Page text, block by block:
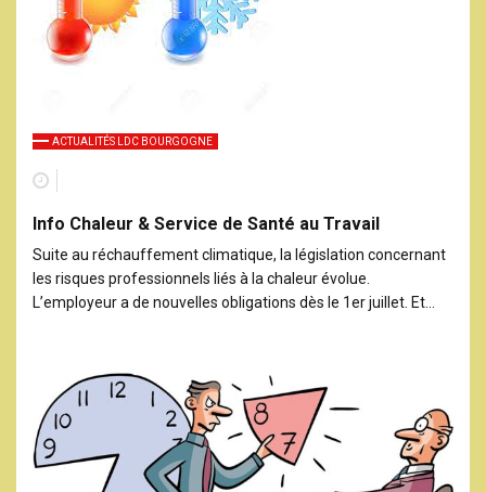
ACTUALITÉS LDC BOURGOGNE
Info Chaleur & Service de Santé au Travail
Suite au réchauffement climatique, la législation concernant
les risques professionnels liés à la chaleur évolue.
L’employeur a de nouvelles obligations dès le 1er juillet. Et…